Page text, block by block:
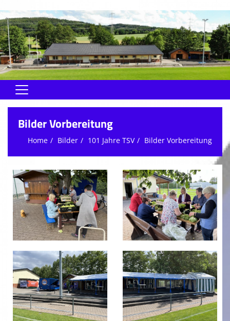
Home
Herren
Jugend
Soma
Schiedsrichter
Gymnastik
Bilder
Terminkalender
Kontaktformular
Bilder Vorbereitung
Home Bilder 101 Jahre TSV Bilder Vorbereitung